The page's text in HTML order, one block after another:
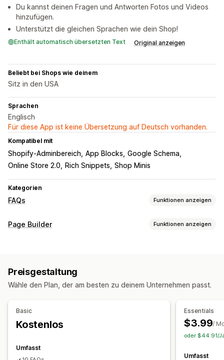
Du kannst deinen Fragen und Antworten Fotos und Videos
hinzufügen.
Unterstützt die gleichen Sprachen wie dein Shop!
Enthält automatisch übersetzten Text Original anzeigen
Beliebt bei Shops wie deinem
Sitz in den USA
Sprachen
Englisch
Für diese App ist keine Übersetzung auf Deutsch vorhanden.
Kompatibel mit
Shopify-Adminbereich App Blocks Google Schema
Online Store 2.0
Rich Snippets Shop Minis
Kategorien
FAQs Funktionen anzeigen
Bearbeitungstools
Anzeigeoptionen
Produktseite
Responsivität für Mobilgeräte
Benutzerdefinierte CSS
Page Builder Funktionen anzeigen
Seiten verwalten
Lokalisierung
Preisgestaltung
Wähle den Plan, der am besten zu deinem Unternehmen passt.
Basic
Kostenlos
Umfasst
Essentials
$3.99/
oder $44.91/
Umfasst